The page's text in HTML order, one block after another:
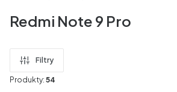
Redmi Note 9 Pro
Filtry
Produkty: 54